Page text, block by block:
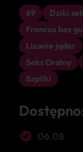
69 Dziki
Francuz bez
Lizanie jąder
Seks Oralny
Szpilki
06.08